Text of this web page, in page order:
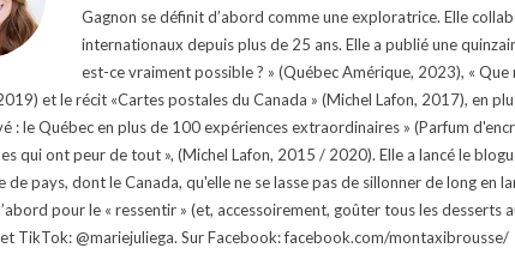
Gagnon se définit d’abord comme une exploratrice. Elle
internationaux depuis plus de 25 ans. Elle a publié une
est-ce vraiment possible ? » (Québec Amérique, 2023), «
et le récit «Cartes postales du Canada » (Michel Lafon, 2017), en
: le Québec en plus de 100 expériences extraordinaires » (Parfum
qui ont peur de tout », (Michel Lafon, 2015 / 2020). Elle a lancé le
de pays, dont le Canada, qu'elle ne se lasse pas de sillonner de long en
pour le « ressentir » (et, accessoirement, goûter tous les
TikTok: @mariejuliega. Sur Facebook: facebook.com/montaxibrousse/